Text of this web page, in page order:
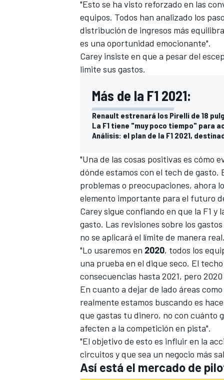
MÁS CATEGORÍAS
"Esto se ha visto reforzado en las
equipos. Todos han analizado los
distribución de ingresos más
es una oportunidad emocionante".
Carey insiste en que a pesar del
limite sus gastos.
Más de la F1 2021:
Renault estrenará los Pirelli de 18
La F1 tiene "muy poco tiempo" para
Análisis: el plan de la F1 2021,
"Una de las cosas positivas es cómo
dónde estamos con el tech de
problemas o preocupaciones, ahora
elemento importante para el futuro
Carey sigue confiando en que la F1 y
gasto. Las revisiones sobre los
no se aplicará el límite de manera
"Lo usaremos en 2020, todos los
una prueba en el dique seco. El
consecuencias hasta 2021, pero
En cuanto a dejar de lado áreas
realmente estamos buscando es
que gastas tu dinero, no con cuánto
afecten a la competición en pista".
"El objetivo de esto es influir en la
circuitos y que sea un negocio más
Así está el mercado de